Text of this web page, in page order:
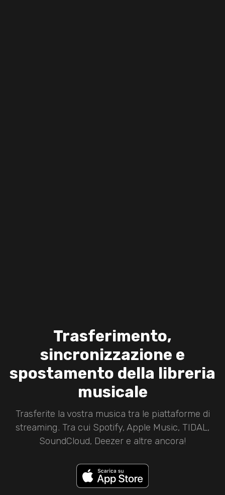
Trasferimento,
sincronizzazione e
spostamento della libreria
musicale
Trasferite la vostra musica tra le piattaforme di
streaming. Tra cui Spotify, Apple Music, TIDAL,
SoundCloud, Deezer e altre ancora!